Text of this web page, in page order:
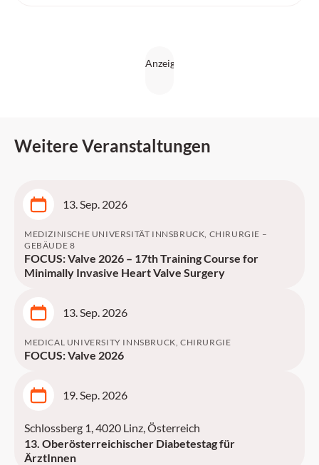
Weitere Veranstaltungen
13. Sep. 2026
MEDIZINISCHE UNIVERSITÄT INNSBRUCK, CHIRURGIE –
GEBÄUDE 8
FOCUS: Valve 2026 – 17th Training Course for
Minimally Invasive Heart Valve Surgery
13. Sep. 2026
MEDICAL UNIVERSITY INNSBRUCK, CHIRURGIE
FOCUS: Valve 2026
19. Sep. 2026
Schlossberg 1, 4020 Linz, Österreich
13. Oberösterreichischer Diabetestag für
ÄrztInnen